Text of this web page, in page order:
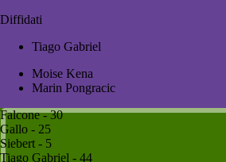
Diffidati
Tiago Gabriel
Moise Kena
Marin Pongracic
Falcone - 30
Gallo - 25
Siebert - 5
Tiago Gabriel - 44